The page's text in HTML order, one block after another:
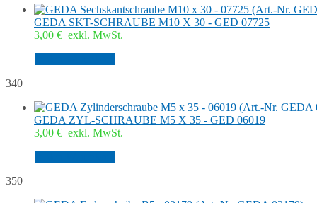
GEDA SKT-SCHRAUBE M10 X 30 - GED 07725
3,00 € exkl. MwSt.
340
GEDA ZYL-SCHRAUBE M5 X 35 - GED 06019
3,00 € exkl. MwSt.
350